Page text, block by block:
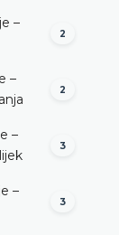
–
2
–
2
–
3
–
3